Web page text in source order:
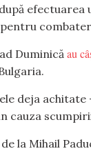
după efectuarea
Duminică au
deja
cauza
la Mihail